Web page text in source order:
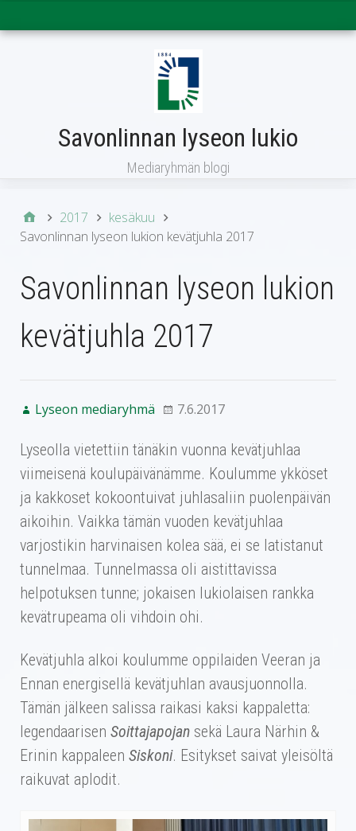
Savonlinnan lyseon lukio
Mediaryhmän blogi
2017
kesäkuu
Savonlinnan lyseon lukion kevätjuhla 2017
Savonlinnan lyseon lukion
kevätjuhla 2017
Lyseon mediaryhmä 7.6.2017
Lyseolla vietettiin tänäkin vuonna kevätjuhlaa
viimeisenä koulupäivänämme. Koulumme ykköset
ja kakkoset kokoontuivat juhlasaliin puolenpäivän
aikoihin. Vaikka tämän vuoden kevätjuhlaa
varjostikin harvinaisen kolea sää, ei se latistanut
tunnelmaa. Tunnelmassa oli aistittavissa
helpotuksen tunne; jokaisen lukiolaisen rankka
kevätrupeama oli vihdoin ohi.
Kevätjuhla alkoi koulumme oppilaiden Veeran ja
Ennan energisellä kevätjuhlan avausjuonnolla.
Tämän jälkeen salissa raikasi kaksi kappaletta:
legendaarisen Soittajapojan sekä Laura Närhin &
Erinin kappaleen Siskoni. Esitykset saivat yleisöltä
raikuvat aplodit.